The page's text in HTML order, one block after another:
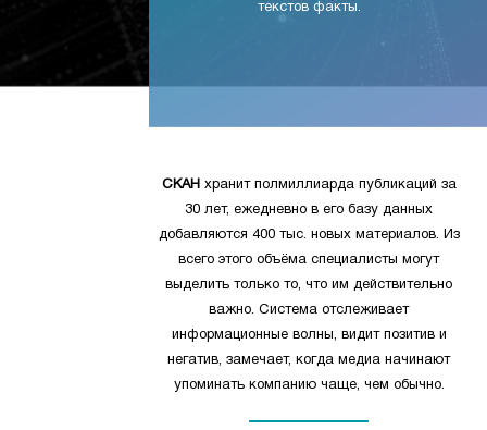
текстов факты.
СКАН хранит полмиллиарда публикаций за
30 лет, ежедневно в его базу данных
добавляются 400 тыс. новых материалов. Из
всего этого объёма специалисты могут
выделить только то, что им действительно
важно. Система отслеживает
информационные волны, видит позитив и
негатив, замечает, когда медиа начинают
упоминать компанию чаще, чем обычно.